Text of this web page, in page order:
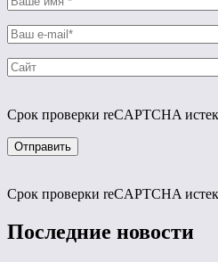
Срок проверки reCAPTCHA
Срок проверки reCAPTCHA
Последние новости